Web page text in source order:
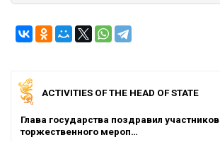
ACTIVITIES OF THE HEAD OF STATE
Глава государства поздравил участников
торжественного мероп…